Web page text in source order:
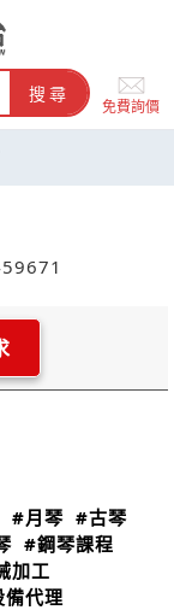
搜尋
免費詢價
#月琴 #古琴
#鋼琴課程
加工
代理